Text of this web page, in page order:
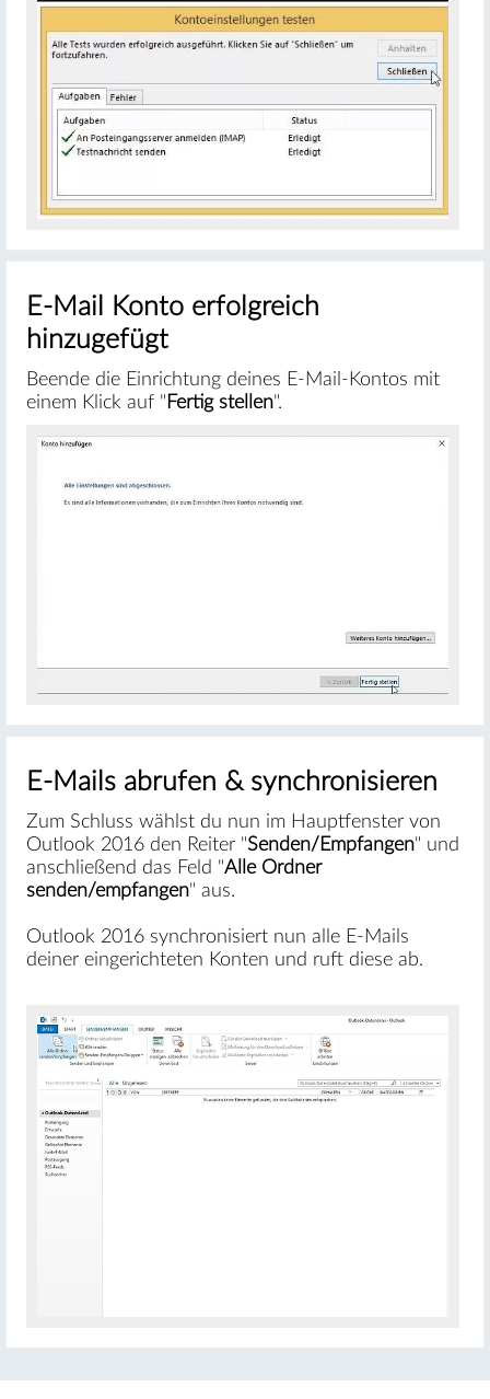
E-Mail Konto erfolgreich
hinzugefügt
Beende die Einrichtung deines E-Mail-Kontos mit
einem Klick auf " Fertig stellen".
E-Mails abrufen & synchronisieren
Zum Schluss wählst du nun im Hauptfenster von
Outlook 2016 den Reiter "Senden/Empfangen" und
anschließend das Feld "Alle Ordner
senden/empfangen" aus.
Outlook 2016 synchronisiert nun alle E-Mails
deiner eingerichteten Konten und ruft diese ab.